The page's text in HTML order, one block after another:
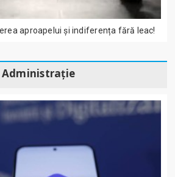
aproapelui și indiferența fără leac!
Administrație